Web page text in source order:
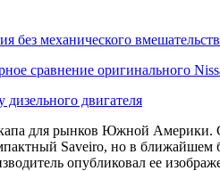
без механического
сравнение оригинального
двигателя
для рынков Южной Америки.
Saveiro, но в
опубликовал ее